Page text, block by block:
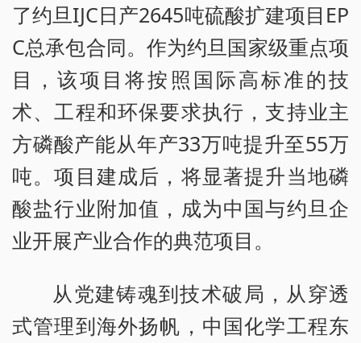
了约旦IJC日产2645吨硫酸扩建项目EP
C总承包合同。作为约旦国家级重点项
目，该项目将按照国际高标准的技
术、工程和环保要求执行，支持业主
方磷酸产能从年产33万吨提升至55万
吨。项目建成后，将显著提升当地磷
酸盐行业附加值，成为中国与约旦企
业开展产业合作的典范项目。
从党建铸魂到技术破局，从穿透
式管理到海外扬帆，中国化学工程东